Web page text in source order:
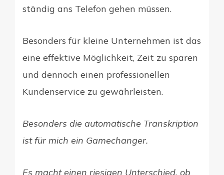
ständig ans Telefon gehen müssen.
Besonders für kleine Unternehmen ist das
eine effektive Möglichkeit, Zeit zu sparen
und dennoch einen professionellen
Kundenservice zu gewährleisten.
Besonders die automatische Transkription
ist für mich ein Gamechanger.
Es macht einen riesigen Unterschied, ob